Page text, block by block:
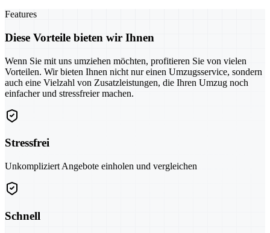
Features
Diese Vorteile bieten wir Ihnen
Wenn Sie mit uns umziehen möchten, profitieren Sie von vielen
Vorteilen. Wir bieten Ihnen nicht nur einen Umzugsservice, sondern
auch eine Vielzahl von Zusatzleistungen, die Ihren Umzug noch
einfacher und stressfreier machen.
Stressfrei
Unkompliziert Angebote einholen und vergleichen
Schnell